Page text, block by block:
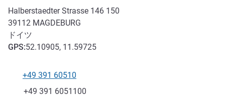
Halberstaedter Strasse 146 150
39112 MAGDEBURG
ドイツ
GPS:52.10905, 11.59725
電話番号
+49 391 60510
ファックス
+49 391 6051100